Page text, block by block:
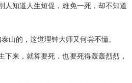
知道人生短促，难免一死，却不知道
的，这道理钟大师又何尝不懂。
来，就算要死．也要死得轰轰烈烈，